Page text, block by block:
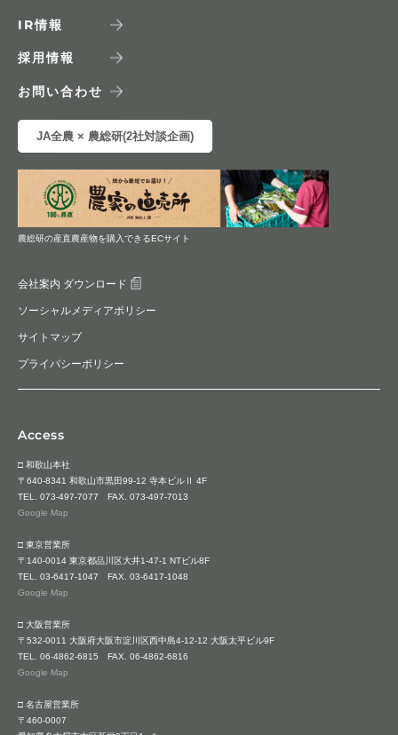
IR情報
採用情報
お問い合わせ
JA全農 × 農総研(2社対談企画)
農総研の産直農産物を購入できるECサイト
会社案内 ダウンロード
ソーシャルメディアポリシー
サイトマップ
プライバシーポリシー
Access
□ 和歌山本社
〒640-8341 和歌山市黒田99-12 寺本ビルⅡ 4F
TEL. 073-497-7077 FAX. 073-497-7013
Google Map
□ 東京営業所
〒140-0014 東京都品川区大井1-47-1 NTビル8F
TEL. 03-6417-1047 FAX. 03-6417-1048
Google Map
□ 大阪営業所
〒532-0011 大阪府大阪市淀川区西中島4-12-12 大阪太平ビル9F
TEL. 06-4862-6815 FAX. 06-4862-6816
Google Map
□ 名古屋営業所
〒460-0007